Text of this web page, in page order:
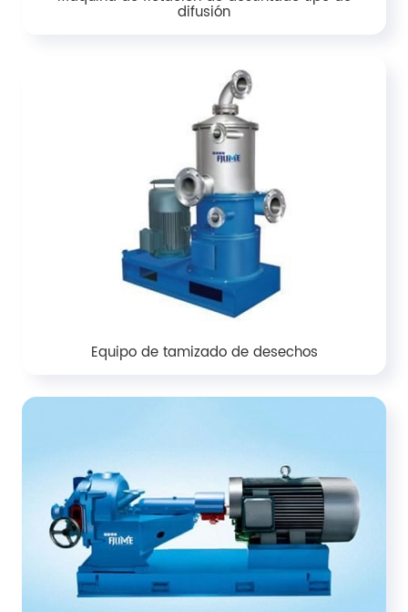
difusión
Equipo de tamizado de desechos